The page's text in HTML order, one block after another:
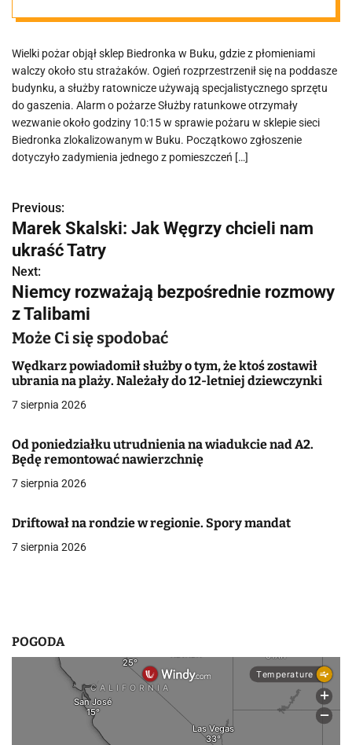
walczy z
ogniem
Wielki pożar objął sklep Biedronka w Buku, gdzie z płomieniami
walczy około stu strażaków. Ogień rozprzestrzenił się na poddasze
budynku, a służby ratownicze używają specjalistycznego sprzętu
do gaszenia. Alarm o pożarze Służby ratunkowe otrzymały
wezwanie około godziny 10:15 w sprawie pożaru w sklepie sieci
Biedronka zlokalizowanym w Buku. Początkowo zgłoszenie
dotyczyło zadymienia jednego z pomieszczeń […]
N
a
w
i
g
a
c
a
w
i
Previous:
Marek Skalski: Jak Węgrzy chcieli nam
ukraść Tatry
Next:
Niemcy rozważają bezpośrednie rozmowy
z Talibami
Może Ci się spodobać
Wędkarz powiadomił służby o tym, że ktoś zostawił
ubrania na plaży. Należały do 12-letniej dziewczynki
7 sierpnia 2026
Od poniedziałku utrudnienia na wiadukcie nad A2.
Będę remontować nawierzchnię
7 sierpnia 2026
Driftował na rondzie w regionie. Spory mandat
7 sierpnia 2026
POGODA